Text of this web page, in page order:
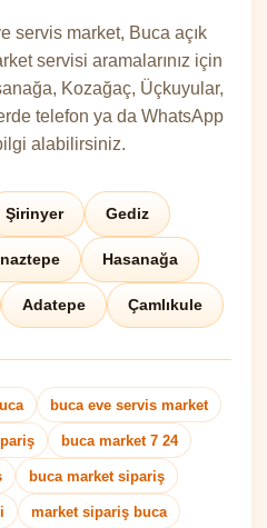
servis market, Buca açık
servisi aramalarınız için
Kozağaç, Üçkuyular,
telefon ya da WhatsApp
alabilirsiniz.
Şirinyer Gediz
Hasanağa
Adatepe Çamlıkule
buca eve servis market
buca market 7 24
buca market sipariş
market sipariş buca